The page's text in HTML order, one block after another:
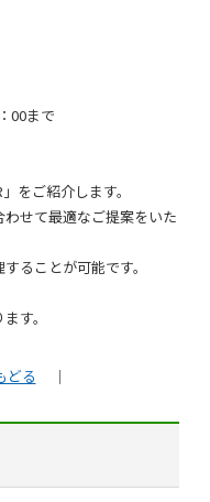
00まで
をご紹介します。
せて最適なご提案をいた
ることが可能です。
す。
どる ｜